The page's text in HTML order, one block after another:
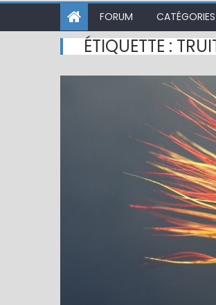
FORUM
ÉTIQUETTE :